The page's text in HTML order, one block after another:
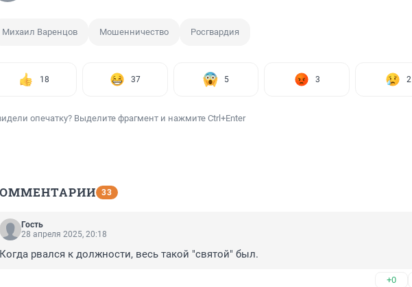
Михаил Варенцов Мошенничество Росгвардия
18 37 5 3 2
опечатку? Выделите фрагмент и нажмите Ctrl+Enter
33
Гость
28 апреля 2025, 20:18
Когда рвался к должности, весь такой "святой" был.
+0